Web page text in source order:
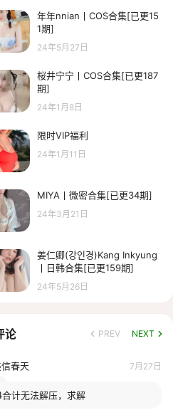
年年nnian丨COS合集[已更15
1期]
24年5月27日
桜井宁宁丨COS合集[已更187
期]
24年1月8日
限时VIP福利
24年1月11日
MIYA丨微密合集[已更34期]
24年3月21日
姜仁卿(강인경)Kang Inkyung
丨日韩合集[已更159期]
24年5月26日
论 PREV NEXT
春天 7月27日
计无法解压，求解